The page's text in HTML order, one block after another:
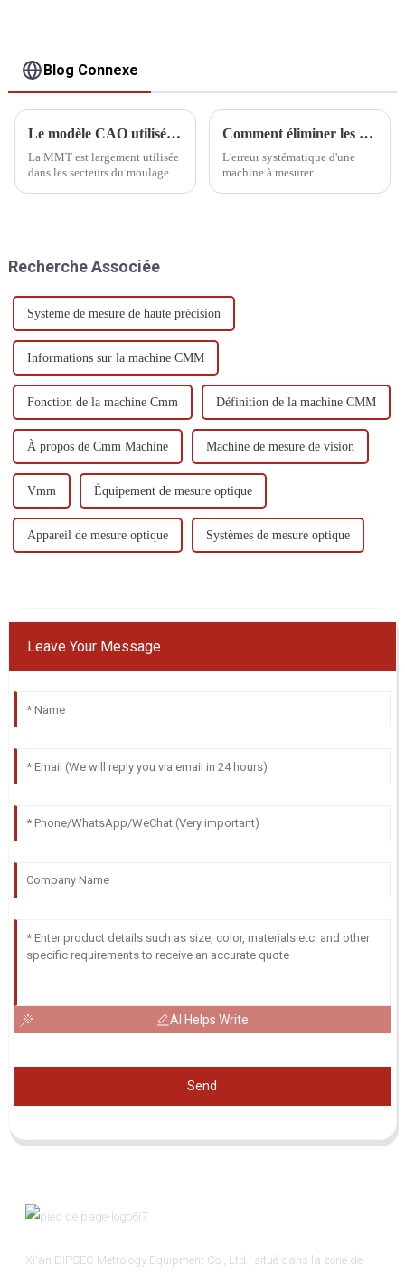
Blog Connexe
Le modèle CAO utilisé dans la machine à mesurer tridimensionnelle
La MMT est largement utilisée
dans les secteurs du moulage,
développés par ordinateur pour
Comment éliminer les erreurs système
L'erreur systématique d'une
machine à mesurer
Recherche Associée
Système de mesure de haute précision
Informations sur la machine CMM
Fonction de la machine Cmm Définition de la machine CMM
À propos de Cmm Machine Machine de mesure de vision
Vmm Équipement de mesure optique
Appareil de mesure optique Systèmes de mesure optique
Leave Your Message
AI Helps Write
Send
Xi'an DIPSEC Metrology Equipment Co., Ltd., situé dans la zone de